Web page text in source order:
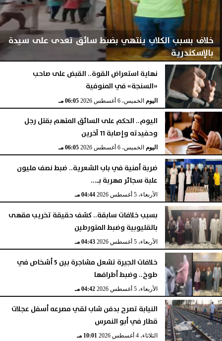
خلاف بسبب الكلاب ينتهي بضبط سائق تعدى على سيدة
بالإسكندرية
اليومالخميس، 6 أغسطس 2026 06:06 مـ
نهاية استعراض القوة.. القبض على صاحب
«السنجة» في المنوفية
اليوم الخميس، 6 أغسطس 2026 06:05 مـ
اليوم.. الحكم على السائق المتهم بقتل رجل
وحفيدته وإصابة 11 آخرين
اليومالخميس، 6 أغسطس 2026 06:05 مـ
ضربة أمنية في باب الشعرية.. ضبط نصف مليون
علبة سجائر مهربة بـ...
الأربعاء، 5 أغسطس 2026 04:44 مـ
بسبب خلافات سابقة.. كشف حقيقة تخريب مقهى
بالقليوبية وضبط المتورطين
الأربعاء، 5 أغسطس 2026 04:43 مـ
خلافات الجيرة تشعل مشاجرة بين 5 أشخاص في
طوخ.. وضبط أطرافها
الأربعاء، 5 أغسطس 2026 04:42 مـ
النيابة تصرح بدفن شاب لقي مصرعه أسفل عجلات
قطار في أبو النمرس
الثلاثاء، 4 أغسطس 2026 10:01 مـ